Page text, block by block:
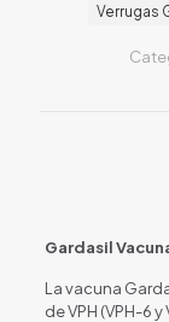
Verrugas
Gardasil
La vacuna
de VPH (VPH-6